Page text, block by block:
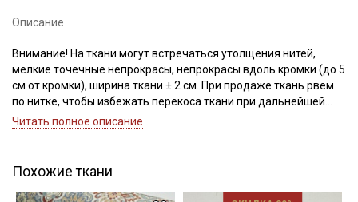
Описание
Внимание! На ткани могут встречаться утолщения нитей,
мелкие точечные непрокрасы, непрокрасы вдоль кромки (до 5
см от кромки), ширина ткани ± 2 см. При продаже ткань рвем
по нитке, чтобы избежать перекоса ткани при дальнейшей
обработке. Просим учитывать это при заказе.
плетения, благодаря особому плетению нитей имеет гладкую,
изнанку.
Читать полное описание
Похожие ткани
данныхи даю Согласие на обработку персональных
данных
ДаюСогласие на получение рекламных и
информационных рассылок